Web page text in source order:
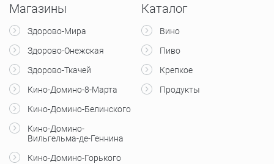
Магазины
Здорово-Мира
Здорово-Онежская
Здорово-Ткачей
Кино-Домино-8-Марта
Кино-Домино-Белинского
Кино-Домино-
Вильгельма-де-Геннина
Кино-Домино-Горького
Каталог
Вино
Пиво
Крепкое
Продукты